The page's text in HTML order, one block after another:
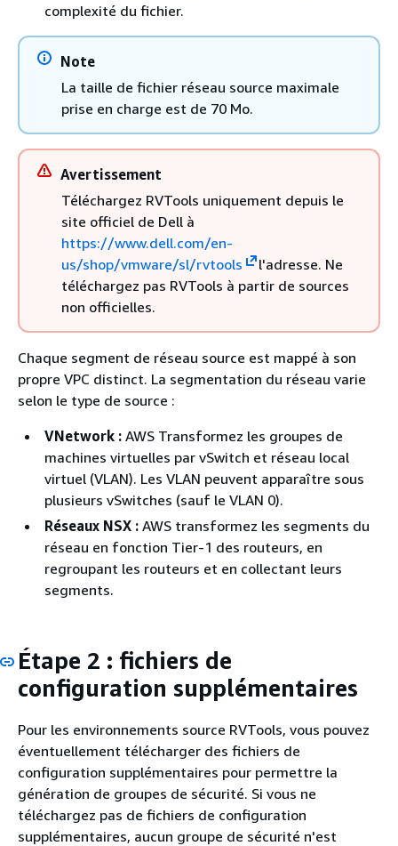
complexité du fichier.
Note
La taille de fichier réseau source maximale
prise en charge est de 70 Mo.
Avertissement
Téléchargez RVTools uniquement depuis le
site officiel de Dell à
https://www.dell.com/en-
us/shop/vmware/sl/rvtools
l'adresse. Ne
téléchargez pas RVTools à partir de sources
non officielles.
Chaque segment de réseau source est mappé à son
propre VPC distinct. La segmentation du réseau varie
selon le type de source :
VNetwork : AWS Transformez les groupes de
machines virtuelles par vSwitch et réseau local
virtuel (VLAN). Les VLAN peuvent apparaître sous
plusieurs vSwitches (sauf le VLAN 0).
Réseaux NSX : AWS transformez les segments du
réseau en fonction Tier-1 des routeurs, en
regroupant les routeurs et en collectant leurs
segments.
Étape 2 : fichiers de
configuration supplémentaires
Pour les environnements source RVTools, vous pouvez
éventuellement télécharger des fichiers de
configuration supplémentaires pour permettre la
génération de groupes de sécurité. Si vous ne
téléchargez pas de fichiers de configuration
supplémentaires, aucun groupe de sécurité n'est